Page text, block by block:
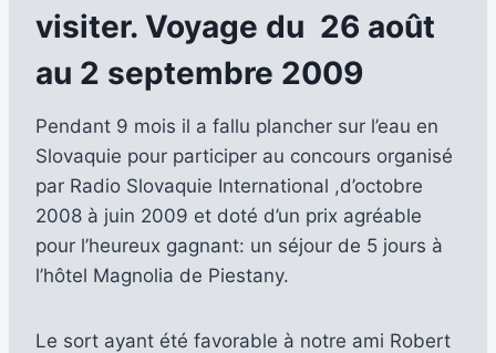
visiter. Voyage du 26 août
au 2 septembre 2009
Pendant 9 mois il a fallu plancher sur l’eau en
Slovaquie pour participer au concours organisé
par Radio Slovaquie International ,d’octobre
2008 à juin 2009 et doté d’un prix agréable
pour l’heureux gagnant: un séjour de 5 jours à
l’hôtel Magnolia de Piestany.
Le sort ayant été favorable à notre ami Robert